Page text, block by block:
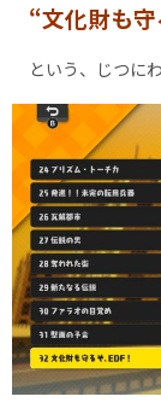
“文化財も
という、じつに